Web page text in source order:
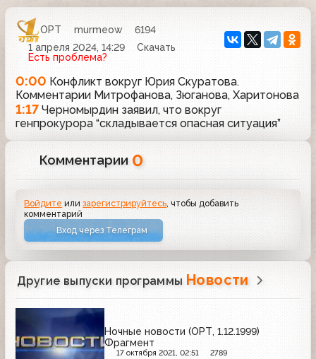
ОРТ murmeow
6194
1 апреля 2024, 14:29
Скачать
Есть проблема?
0:00 Конфликт вокруг Юрия Скуратова.
Комментарии Митрофанова, Зюганова, Харитонова
1:17 Черномырдин заявил, что вокруг
генпрокурора “складывается опасная ситуация”
Комментарии 0
Войдите илизарегистрируйтесь , чтобы добавить
комментарий
Вход через Телеграм
Другие выпуски программы Новости
Ночные новости (ОРТ, 1.12.1999)
Фрагмент
17 октября 2021, 02:51 2789